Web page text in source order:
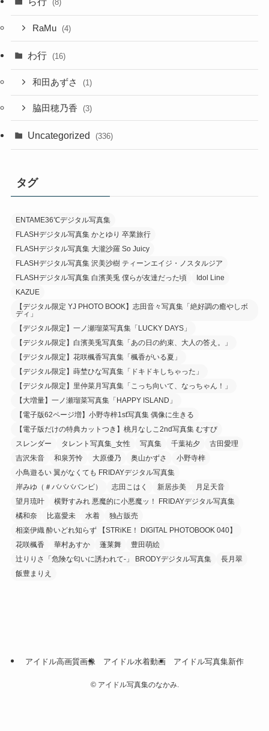
(8)
RaMu (4)
わ行 (16)
和田あずさ (1)
脇田穂乃香 (3)
Uncategorized (336)
タグ
ENTAME36℃デジタル写真集
FLASHデジタル写真集 かとゆり 卒業旅行
FLASHデジタル写真集 大瀧沙羅 So Juicy
FLASHデジタル写真集 沢美沙樹 ティーンエイジ・ノスタルジア
FLASHデジタル写真集 白濱美兎 僕らが友達だった頃
Idol Line
KAZUE
【デジタル限定 YJ PHOTO BOOK】志田音々写真集「絶好調の癒やしボ
ディ」
【デジタル限定】一ノ瀬瑠菜写真集「LUCKY DAYS」
【デジタル限定】白濱美兎写真集「あの日の約束、大人の答え。」
【デジタル限定】花咲楓香写真集「楓香がいる夏」
【デジタル限定】蒔埜ひな写真集「ドキドキしちゃった」
【デジタル限定】里仲菜月写真集「こっち向いて、なっちゃん！」
【大増量】一ノ瀬瑠菜写真集「HAPPY ISLAND」
【電子版62ページ増】小野寺梓1st写真集 偶像に生きる
【電子版だけの特典カットつき】桃月なしこ2nd写真集 むすび
スレンダー
タレント写真集_女性 写真集 千葉祐夕
古田愛理
吉沢朱音
和泉芳怜 大原優乃 奥山かずさ
小野寺梓
小鳥遊るい 翼がなくても FRIDAYデジタル写真集
岸みゆ（＃ババババンビ）
志田こはく 新居歩美
月足天音
望月琉叶
横野すみれ 悪魔的に小悪魔ッ！ FRIDAYデジタル写真集
橘和奈
比嘉愛未 水着
独占販売
相楽伊織 酔いどれ知らず 【STRiKE！ DIGITAL PHOTOBOOK 040】
花咲楓香
華村あすか 蓬莱舞
豊田萌絵
辻りりさ「危険な匂いに誘われて-」 BRODYデジタル写真集
長月翠
飯豊まりえ
アイドル高画質画像 アイドル水着動画 アイドル写真集新作
©アイドル写真集のなかみ.